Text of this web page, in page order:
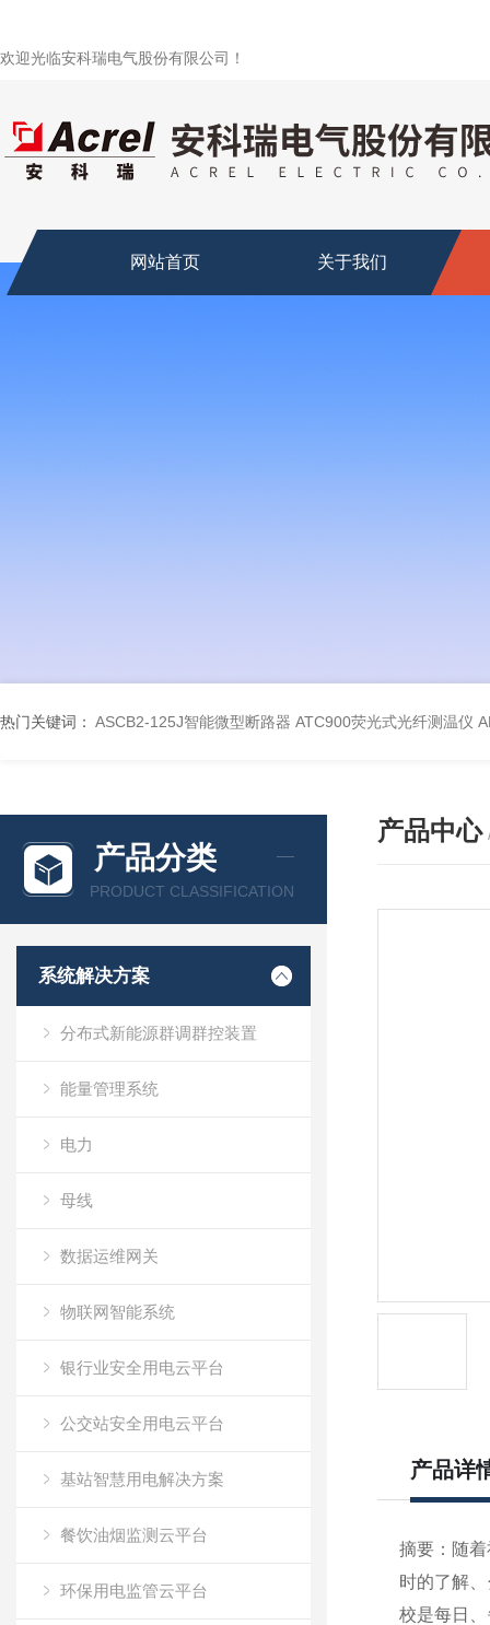
欢迎光临安科瑞电气股份有限公司！
网站首页 关于我们
热门关键词： ASCB2-125J智能微型断路器 ATC900荧光式光纤测温仪
产品分类
PRODUCT CLASSIFICATION
系统解决方案
分布式新能源群调群控装置
能量管理系统
电力
母线
数据运维网关
物联网智能系统
银行业安全用电云平台
公交站安全用电云平台
基站智慧用电解决方案
餐饮油烟监测云平台
环保用电监管云平台
产品中心
产品详
摘要：随
时的了解
校是每日